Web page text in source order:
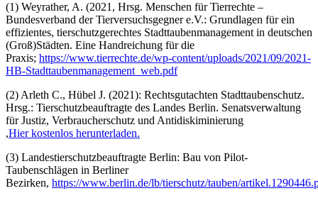
(1) Weyrather, A. (2021, Hrsg. Menschen für Tierrechte –
Bundesverband der Tierversuchsgegner e.V.: Grundlagen für ein
effizientes, tierschutzgerechtes Stadttaubenmanagement in deutschen
(Groß)Städten. Eine Handreichung für die
Praxis; https://www.tierrechte.de/wp-content/uploads/2021/09/2021-
HB-Stadttaubenmanagement_web.pdf
(2) Arleth C., Hübel J. (2021): Rechtsgutachten Stadttaubenschutz.
Hrsg.: Tierschutzbeauftragte des Landes Berlin. Senatsverwaltung
für Justiz, Verbraucherschutz und Antidiskiminierung
,Hier kostenlos herunterladen.
(3) Landestierschutzbeauftragte Berlin: Bau von Pilot-
Taubenschlägen in Berliner
Bezirken, https://www.berlin.de/lb/tierschutz/tauben/